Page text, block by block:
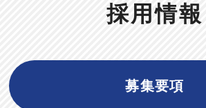
採用情報
募集要項